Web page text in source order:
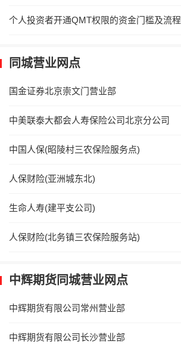
个人投资者开通QMT权限的资金门槛及流程
同城营业网点
国金证券北京崇文门营业部
中美联泰大都会人寿保险公司北京分公司
中国人保(昭陵村三农保险服务点)
人保财险(亚洲城东北)
生命人寿(建平支公司)
人保财险(北务镇三农保险服务站)
中辉期货同城营业网点
中辉期货有限公司常州营业部
中辉期货有限公司长沙营业部